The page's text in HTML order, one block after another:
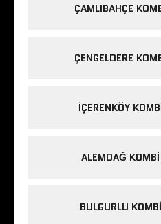
ÇAMLIBAHÇE
ÇENGELDERE
IÇERENKÖY
ALEMDAĞ
BULGURLU